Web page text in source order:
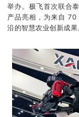
举办。 极飞首次联合
产品亮相，为来自
沿的智慧农业创新成果